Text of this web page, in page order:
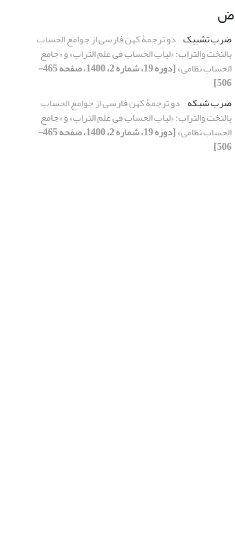
ض
ضرب تشبیک دو ترجمۀ کهن فارسی از جوامع الحساب
بالتخت والتراب: «لباب الحساب فی علم التراب» و «جامع
الحساب نظامی» [دوره 19، شماره 2، 1400، صفحه 465-
506]
ضرب شبکه دو ترجمۀ کهن فارسی از جوامع الحساب
بالتخت والتراب: «لباب الحساب فی علم التراب» و «جامع
الحساب نظامی» [دوره 19، شماره 2، 1400، صفحه 465-
506]